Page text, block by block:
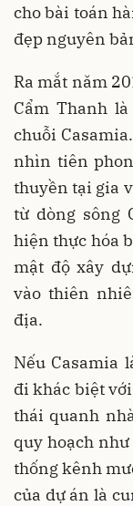
cho bài toán
đẹp nguyên
Ra mắt năm
Cẩm Thanh
chuỗi
nhìn tiên
thuyền tại gia
từ dòng sông
hiện thực hóa
mật độ xây
vào thiên
địa.
Nếu Casamia
đi khác biệt
thái quanh
quy hoạch như
thống kênh
của dự án là